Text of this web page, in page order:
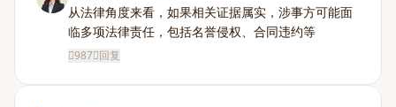
从法律角度来看，如果相关证据属实，涉事方可能面
临多项法律责任，包括名誉侵权、合同违约等
987 回复